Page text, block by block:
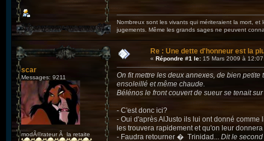
Nombreux sont les vivants qui mériteraient la mort,
jugements. Même les grands sages ne peuvent
scar
Messages: 9211
modÃ©rateur Ã la retaite
Re : Une dette d'honneur est la
« Répondre #1 le: 15 Mars 2009 à
On fit mettre les deux annexes, de bien
ensoleillé et même chaude.
Bélénos le front couvert de sueur se tenait
- C'est donc ici?
- Oui d'après AlJusto ils lui ont donné
les trouvera rapidement et qu'on leur
- Faudra retourner � Trinidad... Dit le